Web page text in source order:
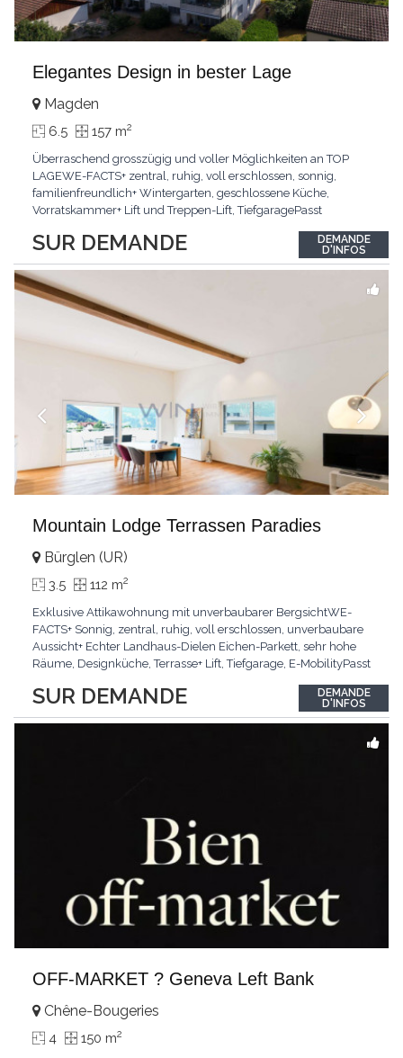
Elegantes Design in bester Lage
SUR DEMANDE
Magden
6.5 157 m2
Überraschend grosszügig und voller Möglichkeiten an TOP
LAGEWE-FACTS+ zentral, ruhig, voll erschlossen, sonnig,
familienfreundlich+ Wintergarten, geschlossene Küche,
Vorratskammer+ Lift und Treppen-Lift, TiefgaragePasst
Wintergarten schaffen ein lichtdurchflutetes
Wunder.Interessiert? JETZT anrufen: +41 76 507 21 32
DEMANDE
D'INFOS
Mountain Lodge Terrassen Paradies
SUR DEMANDE
Bürglen (UR)
3.5 112 m2
Exklusive Attikawohnung mit unverbaubarer BergsichtWE-
FACTS+ Sonnig, zentral, ruhig, voll erschlossen, unverbaubare
Aussicht+ Echter Landhaus-Dielen Eichen-Parkett, sehr hohe
Räume, Designküche, Terrasse+ Lift, Tiefgarage, E-MobilityPasst
ArchitekturKLARTEXT: Grosszügig, sonnig und kompromisslos
hochwertig mit Logenplatz.Interessiert?...
DEMANDE
D'INFOS
OFF-MARKET ? Geneva Left Bank
Chêne-Bougeries
4 150 m2